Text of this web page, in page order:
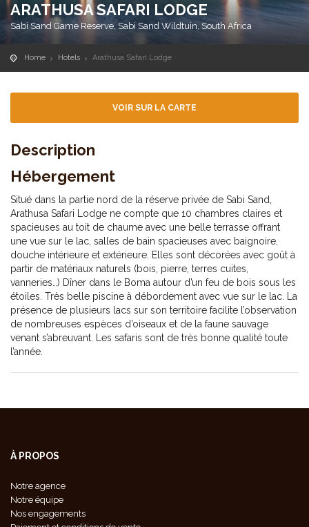
ARATHUSA SAFARI LODGE
Sabi Sand Game Reserve, Sabi Sand Wildtuin, South Africa
Home Hotels Arathusa Safari Lodge
VOIR SUR LA CARTE
Description
Hébergement
Situé dans la partie nord de la réserve privée de Sabi Sand,
Arathusa Safari Lodge ne compte que 10 chambres claires et
spacieuses au toit de chaume avec une belle terrasse offrant
une vue sur le lac, salles de bain spacieuses avec baignoire,
douche intérieure et extérieure. Elles sont décorées avec goût à
partir de matériaux naturels (bois, pierre, terres cuites,
vanneries…) Dîner dans le Boma autour d’un feu de bois sous les
étoiles. Très belle piscine à débordement avec vue sur le lac. La
présence de plusieurs lacs sur son territoire facilite l’observation
de nombreuses espèces d’oiseaux et de la faune sauvage
venant s’abreuvant. Les safaris sont de très bonne qualité toute
l’année.
À PROPOS
Notre agence
Notre équipe
Nos engagements